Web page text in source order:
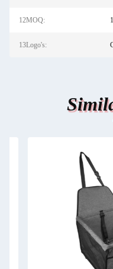
12MOQ:
13Logo's: